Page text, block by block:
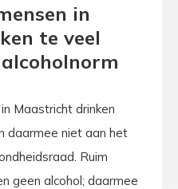
in
te veel
Maastricht drinken
daarmee niet aan het
Ruim
geen alcohol; daarmee